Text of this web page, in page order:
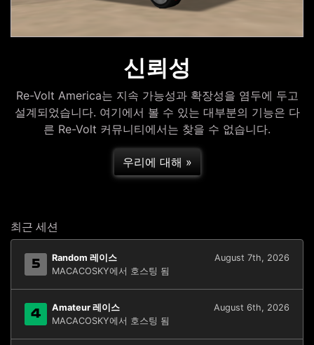
신뢰성
Re-Volt America는 지속 가능성과 확장성을 염두에 두고
설계되었습니다. 여기에서 볼 수 있는 대부분의 기능은 다
른 Re-Volt 커뮤니티에서는 찾을 수 없습니다.
우리에 대해 »
최근 세션
5 Random 레이스
August 7th, 2026
MACACOSKY에서 호스팅 됨
4 Amateur 레이스
August 6th, 2026
MACACOSKY에서 호스팅 됨